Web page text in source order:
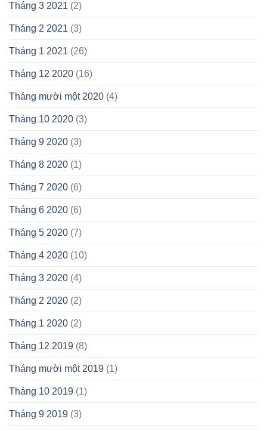
Tháng 3 2021 (2)
Tháng 2 2021 (3)
Tháng 1 2021 (26)
Tháng 12 2020 (16)
Tháng mười một 2020 (4)
Tháng 10 2020 (3)
Tháng 9 2020 (3)
Tháng 8 2020 (1)
Tháng 7 2020 (6)
Tháng 6 2020 (6)
Tháng 5 2020 (7)
Tháng 4 2020 (10)
Tháng 3 2020 (4)
Tháng 2 2020 (2)
Tháng 1 2020 (2)
Tháng 12 2019 (8)
Tháng mười một 2019 (1)
Tháng 10 2019 (1)
Tháng 9 2019 (3)